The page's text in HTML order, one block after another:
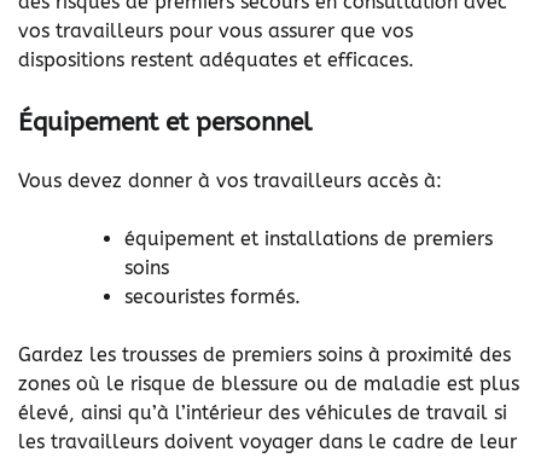
vos travailleurs pour vous assurer que vos
dispositions restent adéquates et efficaces.
Équipement et personnel
Vous devez donner à vos travailleurs accès à:
équipement et installations de premiers
soins
secouristes formés.
Gardez les trousses de premiers soins à proximité des
zones où le risque de blessure ou de maladie est plus
élevé, ainsi qu’à l’intérieur des véhicules de travail si
les travailleurs doivent voyager dans le cadre de leur